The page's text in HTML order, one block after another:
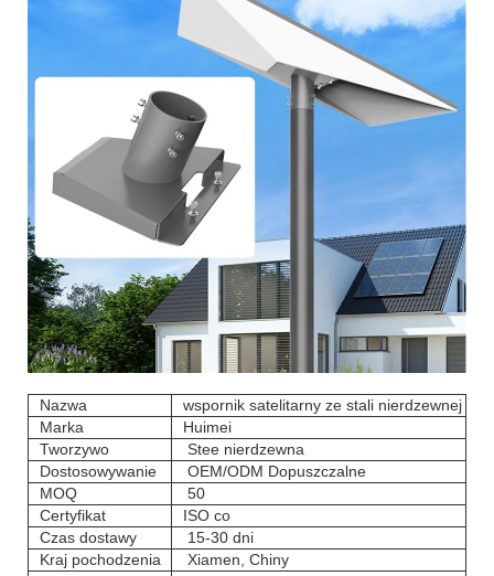
Nazwa
wspornik satelitarny ze stali nierdzewnej
Marka
Huimei
Tworzywo
Stee nierdzewna
Dostosowywanie
OEM/ODM Dopuszczalne
MOQ
50
Certyfikat
ISO co
Czas dostawy
15-30 dni
Kraj pochodzenia
Xiamen, Chiny